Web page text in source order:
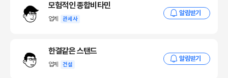
모험적인 종합비타민
업계 관세사
알림받기
한결같은 스탠드
업계 건설
알림받기